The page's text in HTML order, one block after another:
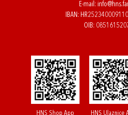
E-mail:
IBAN:
OIB:
HNS Shop App HNS Ulaznice